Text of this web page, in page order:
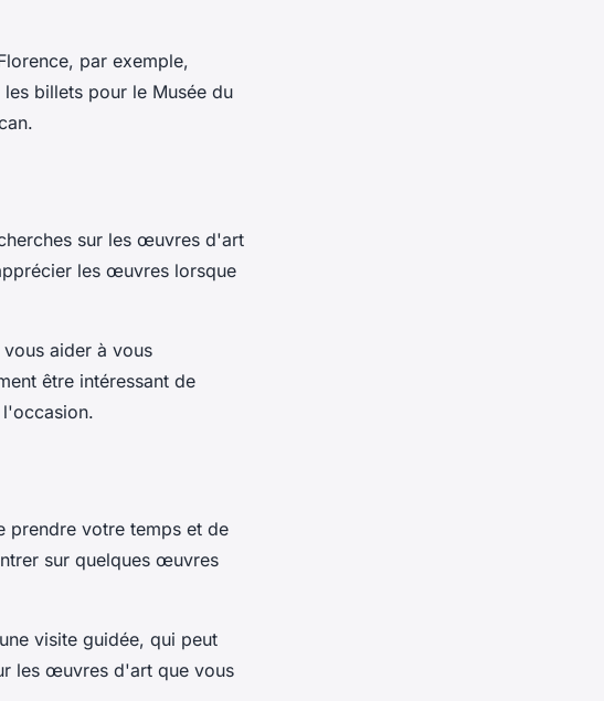
par exemple,
billets pour le Musée du
sur les œuvres d'art
les œuvres lorsque
aider à vous
être intéressant de
l'occasion.
prendre votre temps et de
sur quelques œuvres
visite guidée, qui peut
les œuvres d'art que vous